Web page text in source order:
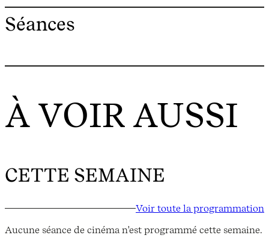
Séances
À VOIR AUSSI
CETTE SEMAINE
Voir toute la programmation
Aucune séance de cinéma n'est programmé cette semaine.